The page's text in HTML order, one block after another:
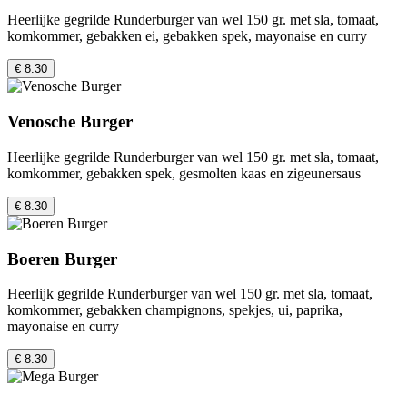
Heerlijke gegrilde Runderburger van wel 150 gr. met sla, tomaat,
komkommer, gebakken ei, gebakken spek, mayonaise en curry
€ 8.30
Venosche Burger
Heerlijke gegrilde Runderburger van wel 150 gr. met sla, tomaat,
komkommer, gebakken spek, gesmolten kaas en zigeunersaus
€ 8.30
Boeren Burger
Heerlijk gegrilde Runderburger van wel 150 gr. met sla, tomaat,
komkommer, gebakken champignons, spekjes, ui, paprika,
mayonaise en curry
€ 8.30